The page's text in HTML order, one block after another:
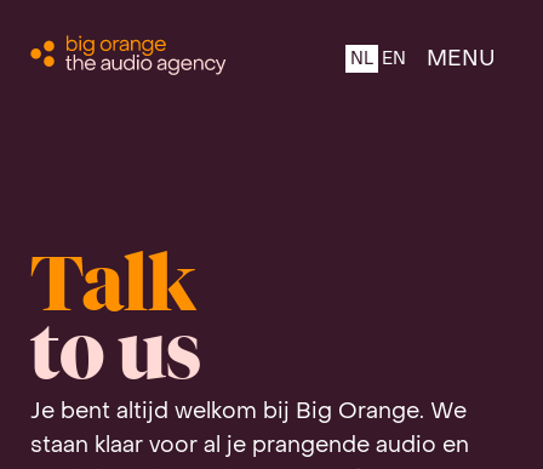
NL EN MENU
CLOSE
Over ons
Producten
Talk
to us
Je bent altijd welkom bij Big Orange. We
staan klaar voor al je prangende audio en